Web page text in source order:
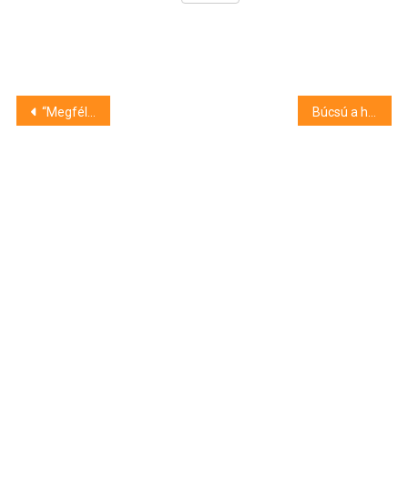
Bejegyzés
“Megfélemlítették a debreceni magánhelyszíneket.” De mit üzen Kósa Lajosnak? Magyar Péter nyilatkozott a Debreceni Napnak